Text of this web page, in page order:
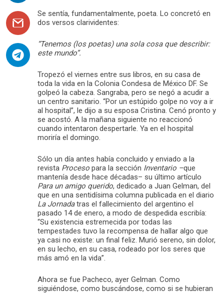
Se sentía, fundamentalmente, poeta. Lo concretó en
dos versos clarividentes:
“Tenemos (los poetas) una sola cosa que describir:
este mundo”.
Tropezó el viernes entre sus libros, en su casa de
toda la vida en la Colonia Condesa de México DF. Se
golpeó la cabeza. Sangraba, pero se negó a acudir a
un centro sanitario. “Por un estúpido golpe no voy a ir
al hospital”, le dijo a su esposa Cristina. Cenó pronto y
se acostó. A la mañana siguiente no reaccionó
cuando intentaron despertarle. Ya en el hospital
moriría el domingo.
Sólo un día antes había concluido y enviado a la
revista Proceso para la sección Inventario –que
mantenía desde hace décadas– su último artículo
Para un amigo querido, dedicado a Juan Gelman, del
que en una sentidísima columna publicada en el diario
La Jornadatras el fallecimiento del argentino el
pasado 14 de enero, a modo de despedida escribía:
“Su existencia estremecida por todas las
tempestades tuvo la recompensa de hallar algo que
ya casi no existe: un final feliz. Murió sereno, sin dolor,
en su lecho, en su casa, rodeado por los seres que
más amó en la vida”.
Ahora se fue Pacheco, ayer Gelman. Como
siguiéndose, como buscándose, como si se hubieran